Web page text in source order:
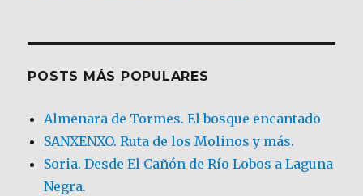
POSTS MÁS POPULARES
Almenara de Tormes. El bosque encantado
SANXENXO. Ruta de los Molinos y más.
Soria. Desde El Cañón de Río Lobos a Laguna
Negra.